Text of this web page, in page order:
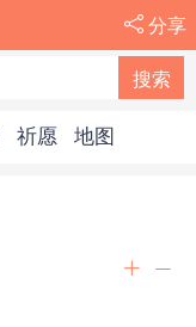
分享
祈愿 地图